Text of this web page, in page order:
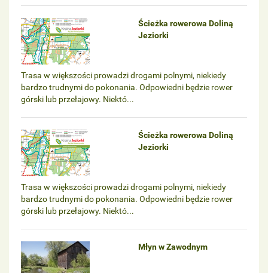
Ścieżka rowerowa Doliną
Jeziorki
Trasa w większości prowadzi drogami polnymi, niekiedy
bardzo trudnymi do pokonania. Odpowiedni będzie rower
górski lub przełajowy. Niektó...
Ścieżka rowerowa Doliną
Jeziorki
Trasa w większości prowadzi drogami polnymi, niekiedy
bardzo trudnymi do pokonania. Odpowiedni będzie rower
górski lub przełajowy. Niektó...
Młyn w Zawodnym